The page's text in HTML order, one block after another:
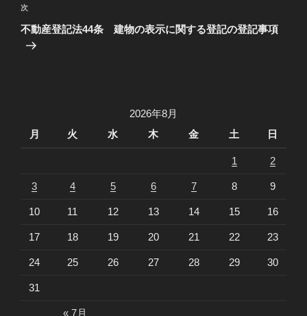
ゲ
ー
シ
稿
次
の
投
次
不動産登記法44条 建物の表示に関する登記の登記事項
2026年8月
月
火 水 木 金 土 日
« 7月
1 2
3 4 5 6 7 8 9
10 11 12 13 14 15 16
17 18 19 20 21 22 23
24 25 26 27 28 29 30
31